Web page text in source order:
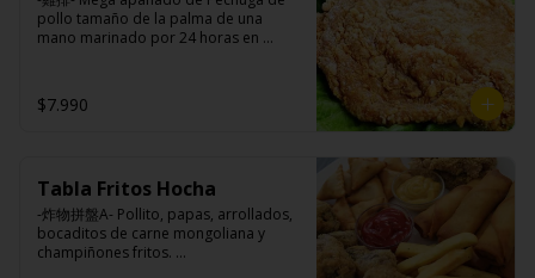
pollo tamaño de la palma de una
mano marinado por 24 horas en
acompañado de papas fritas.
Pechuga de pollo con hueso, harina de
tapioca, ají, pimienta, extracto de
cerdo, extracto de papaya, salsa de
soya, soya, especias taiwanesas,
pimienta, sal, ajo, cebollín, azúcar y
$7.990
Tabla Fritos Hocha
-炸物拼盤A- Pollito, papas, arrollados,
bocaditos de carne mongoliana y
champiñones fritos.